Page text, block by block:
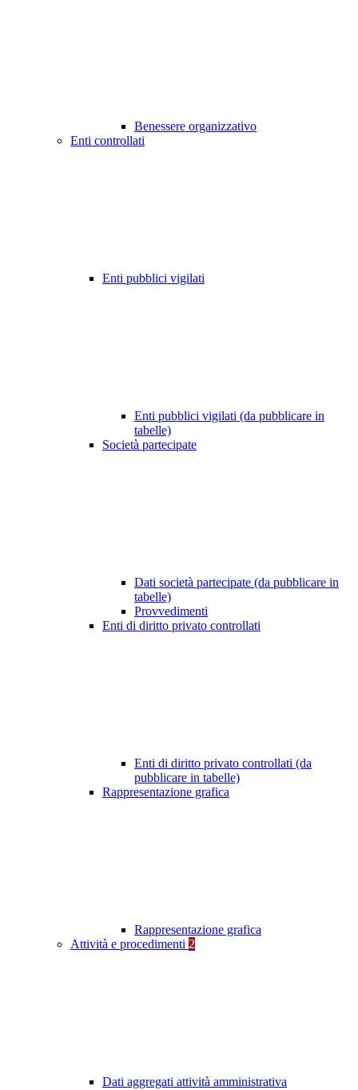
Benessere organizzativo
Enti controllati
Enti pubblici vigilati
Enti pubblici vigilati (da pubblicare in
tabelle)
Società partecipate
Dati società partecipate (da pubblicare in
tabelle)
Provvedimenti
Enti di diritto privato controllati
Enti di diritto privato controllati (da
pubblicare in tabelle)
Rappresentazione grafica
Rappresentazione grafica
Attività e procedimenti 2
Dati aggregati attività amministrativa